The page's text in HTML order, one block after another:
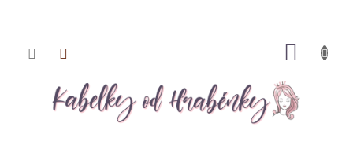
Přejít